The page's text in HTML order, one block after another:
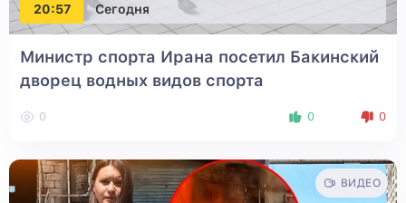
20:57 Сегодня
Министр спорта Ирана посетил Бакинский
дворец водных видов спорта
0 0 0
ВИДЕО